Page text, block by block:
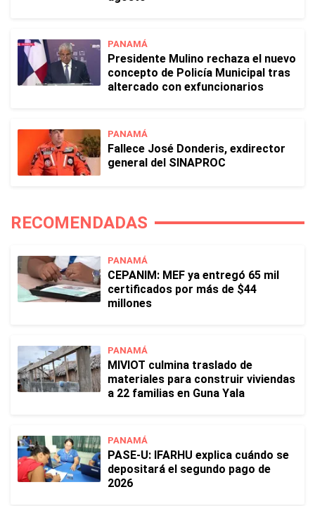
PANAMÁ
Presidente Mulino rechaza el nuevo
concepto de Policía Municipal tras
altercado con exfuncionarios
PANAMÁ
Fallece José Donderis, exdirector
general del SINAPROC
RECOMENDADAS
PANAMÁ
CEPANIM: MEF ya entregó 65 mil
certificados por más de $44
millones
PANAMÁ
MIVIOT culmina traslado de
materiales para construir viviendas
a 22 familias en Guna Yala
PANAMÁ
PASE-U: IFARHU explica cuándo se
depositará el segundo pago de
2026